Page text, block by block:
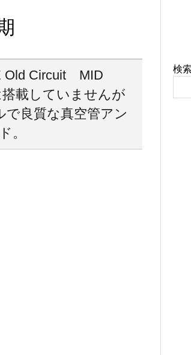
Old Circuit MID
載していませんが
良質な真空管アン
。
検索